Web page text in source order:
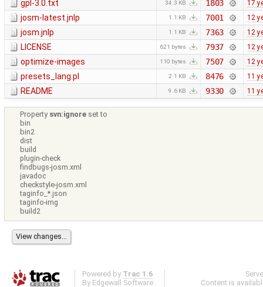
gpl-3.0.txt 34.3 KB 1803 17
josm-latest.jnlp 1.1 KB 7001 12
josm.jnlp 1.1 KB 7363 12
LICENSE 621 bytes 7937 12
optimize-images 110 bytes 7507 12
presets_lang.pl 2.1 KB 8476 11
README 9.6 KB 9330 11
Property svn:ignore set to
bin
bin2
dist
build
plugin-check
findbugs-josm.xml
javadoc
checkstyle-josm.xml
taginfo_*.json
taginfo-img
build2
Powered by Trac 1.6
By Edgewall Software .
Content is